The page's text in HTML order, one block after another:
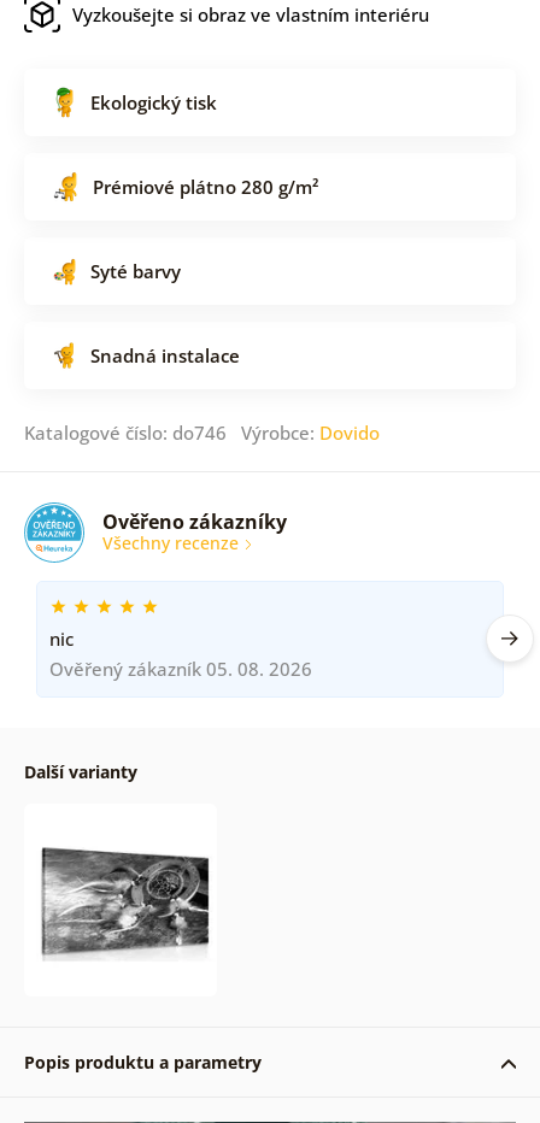
Vyzkoušejte si obraz ve vlastním interiéru
Ekologický tisk
Prémiové plátno 280 g/m²
Syté barvy
Snadná instalace
Katalogové číslo: do746 Výrobce: Dovido
Ověřeno zákazníky
Všechny recenze
nic
Ověřený zákazník 05. 08. 2026
Další varianty
Popis produktu a parametry